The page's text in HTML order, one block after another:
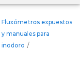
Fluxómetros expuestos
y manuales para
inodoro /